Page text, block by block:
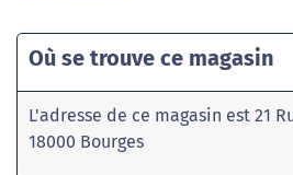
Où se trouve ce magasin
L'adresse de ce magasin est 21
18000 Bourges